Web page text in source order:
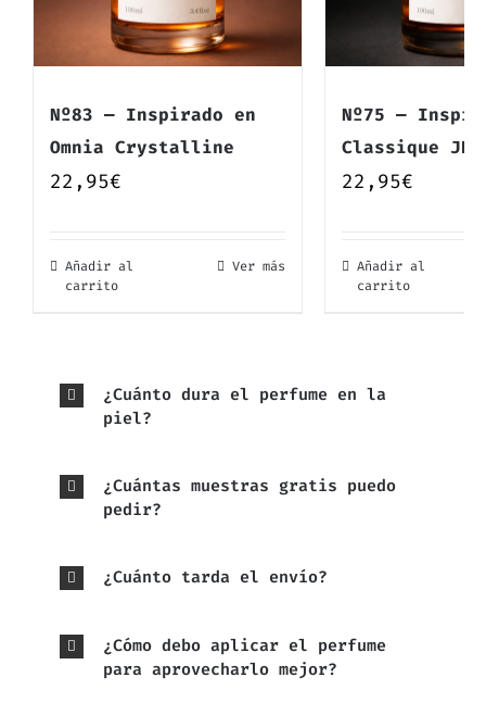
Nº83 — Inspirado en
Omnia Crystalline
22,95€
Añadir al
carrito
Ver más
Nº75 —
Classique JPG
22,95€
Añadir al
carrito
¿Cuánto dura el perfume en la
piel?
¿Cuántas muestras gratis puedo
pedir?
¿Cuánto tarda el envío?
¿Cómo debo aplicar el perfume
para aprovecharlo mejor?